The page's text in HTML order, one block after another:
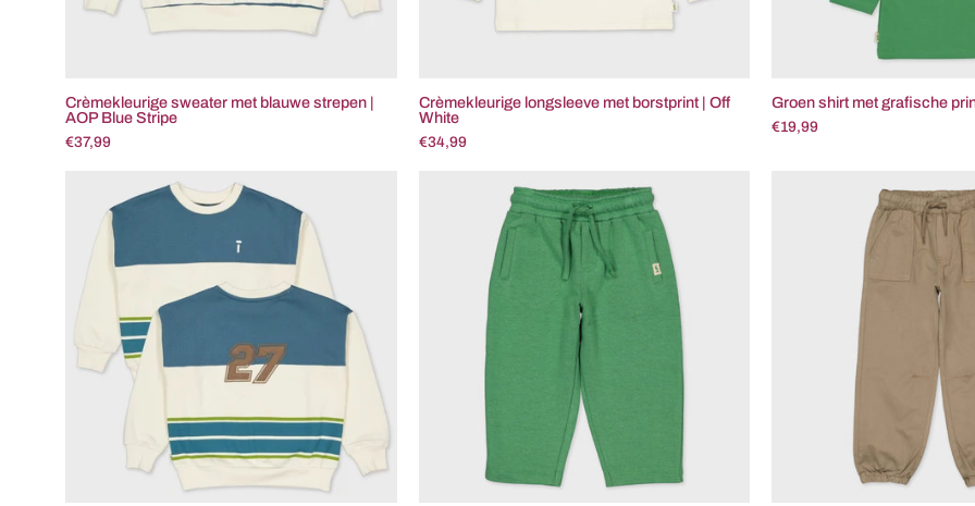
Crèmekleurige sweater met blauwe strepen |
AOP Blue Stripe
€37,99
Crèmekleurige longsleeve met borstprint | Off
White
€34,99
Groen shirt met grafische
€19,99
Crèmekleurige
sweater
met
petrolblauwe
kleurvlakken
Off
White
Groene
joggingbroek
Gras
met
|
Dark